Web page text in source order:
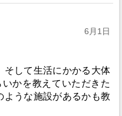
6月1日
そして生活にかかる大体
かを教えていただきた
ような施設があるかも教